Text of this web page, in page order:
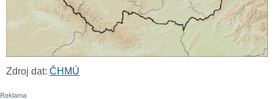
Zdroj dat: ČHMÚ